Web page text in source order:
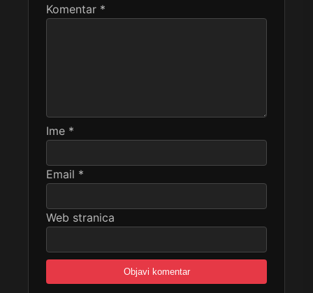
Komentar *
Ime *
Email *
Web stranica